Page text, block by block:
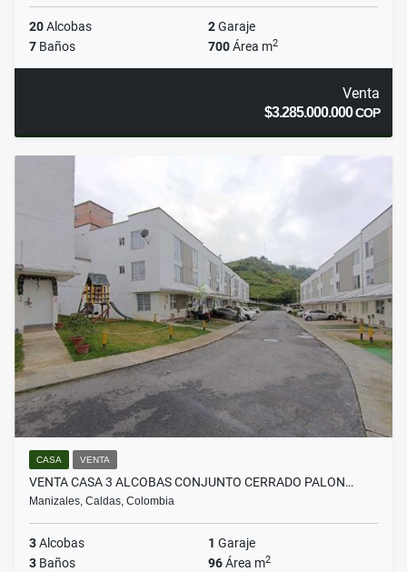
20Alcobas 2Garaje
7 Baños 700Área m2
Venta
$3.285.000.000COP
CASA VENTA
VENTA CASA 3 ALCOBAS CONJUNTO CERRADO PALON…
Manizales, Caldas, Colombia
3Alcobas 1 Garaje
3 Baños 96Área m2